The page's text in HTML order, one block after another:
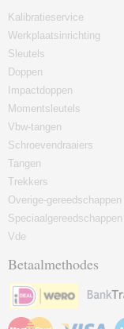
Kalibratieservice
Werkplaatsinrichting
Sleutels
Doppen
Impactdoppen
Momentsleutels
Vbw-tangen
Schroevendraaiers
Tangen
Trekkers
Overige-gereedschappen
Speciaalgereedschappen
Vde
Betaalmethodes